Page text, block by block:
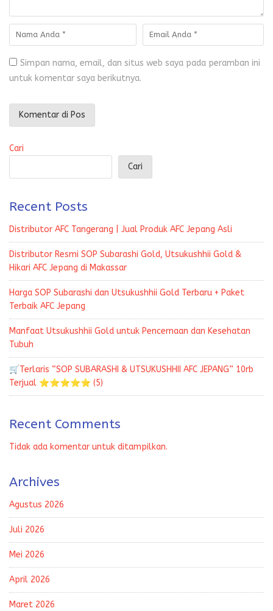
Simpan nama, email, dan situs web saya pada peramban ini
untuk komentar saya berikutnya.
Cari
Cari
Recent Posts
Distributor AFC Tangerang | Jual Produk AFC Jepang Asli
Distributor Resmi SOP Subarashi Gold, Utsukushhii Gold &
Hikari AFC Jepang di Makassar
Harga SOP Subarashi dan Utsukushhii Gold Terbaru + Paket
Terbaik AFC Jepang
Manfaat Utsukushhii Gold untuk Pencernaan dan Kesehatan
Tubuh
🛒Terlaris “SOP SUBARASHI & UTSUKUSHHII AFC JEPANG” 10rb
Terjual ⭐⭐⭐⭐⭐ (5)
Recent Comments
Tidak ada komentar untuk ditampilkan.
Archives
Agustus 2026
Juli 2026
Mei 2026
April 2026
Maret 2026